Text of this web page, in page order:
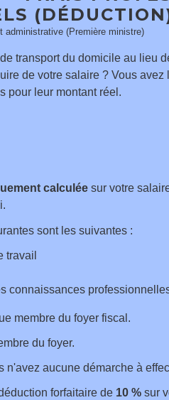
administrative (Première ministre)
transport du domicile au lieu
de votre salaire ? Vous
pour leur montant réel.
calculéesur votre
sont les suivantes :
travail
connaissances
membre du foyer fiscal.
du foyer.
aucune démarche à
forfaitaire de 10 %sur